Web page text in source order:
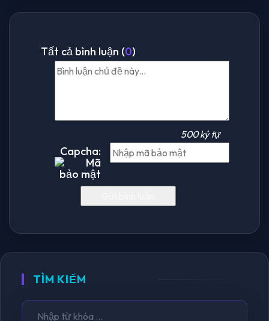
Tất cả bình luận (0)
500 ký tự
Capcha:
TÌM KIẾM